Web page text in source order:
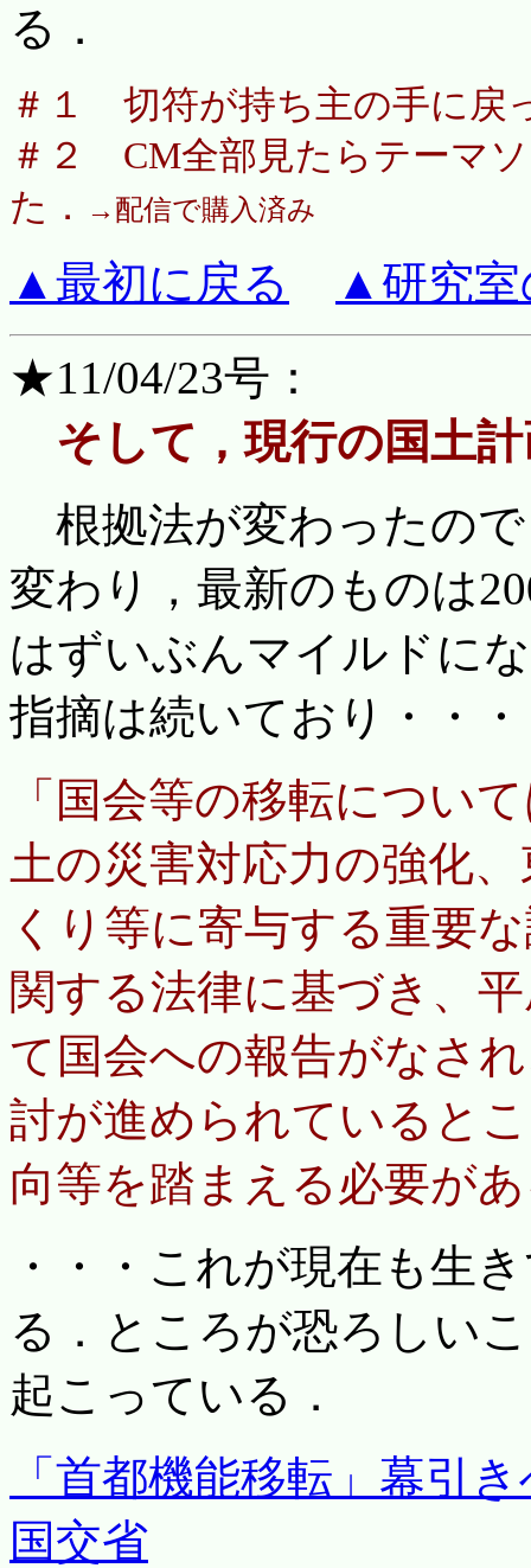
る．
＃１ 切符が持ち主の手に戻
＃２ CM全部見たらテーマ
た．
→配信で購入済み
▲最初に戻る
▲研究室
★11/04/23号：
そして，現行の国土
根拠法が変わったの
変わり，最新のものは
はずいぶんマイルドに
指摘は続いており・・・
「国会等の移転につい
土の災害対応力の強化
くり等に寄与する重要
関する法律に基づき、
て国会への報告がなさ
討が進められていると
向等を踏まえる必要が
・・・これが現在も生
る．ところが恐ろしい
起こっている．
「首都機能移転」幕引
国交省